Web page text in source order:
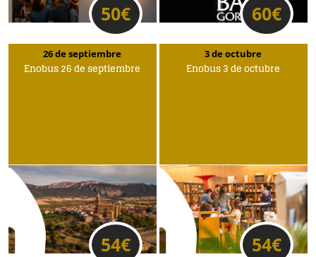
50€ 60€
26 de septiembre
Enobus 26 de septiembre
54€
3 de octubre
Enobus 3 de octubre
54€